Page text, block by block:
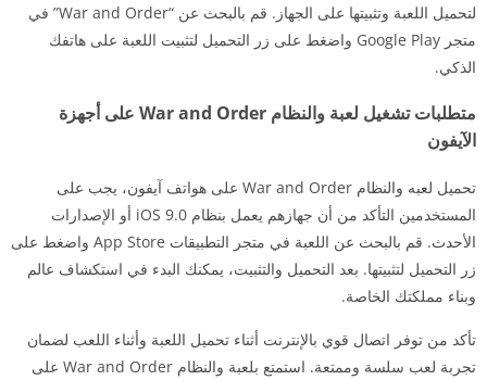
لتحميل اللعبة وتثبيتها على الجهاز. قم بالبحث عن “War and Order” في
متجر Google Play واضغط على زر التحميل لتثبيت اللعبة على هاتفك
الذكي.
متطلبات تشغيل لعبة والنظام War and Order على أجهزة
الآيفون
تحميل لعبه والنظام War and Order على هواتف آيفون، يجب على
المستخدمين التأكد من أن جهازهم يعمل بنظام iOS 9.0 أو الإصدارات
الأحدث. قم بالبحث عن اللعبة في متجر التطبيقات App Store واضغط على
زر التحميل لتثبيتها. بعد التحميل والتثبيت، يمكنك البدء في استكشاف عالم
وبناء مملكتك الخاصة.
تأكد من توفر اتصال قوي بالإنترنت أثناء تحميل اللعبة وأثناء اللعب لضمان
تجربة لعب سلسة وممتعة. استمتع بلعبة والنظام War and Order على